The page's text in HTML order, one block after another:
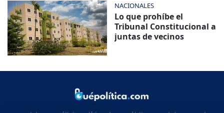
NACIONALES
Lo que prohíbe el
Tribunal Constitucional a
juntas de vecinos